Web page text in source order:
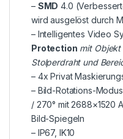
– SMD 4.0
wird ausgelöst durch
– Intelligentes Video
Protection mit Objekt
Stolperdraht und
– 4x Privat
– Bild-Rotations-
/ 270° mit 2688×1520
Bild-Spiegeln
– IP67, IK10